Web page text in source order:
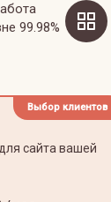
99.98%
Выбор клиентов
сайта вашей